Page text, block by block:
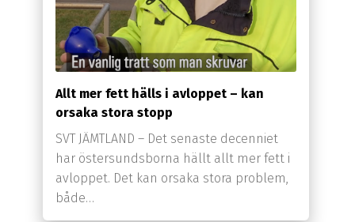
Allt mer fett hälls i avloppet – kan
orsaka stora stopp
SVT JÄMTLAND – Det senaste decenniet
har östersundsborna hällt allt mer fett i
avloppet. Det kan orsaka stora problem,
både…